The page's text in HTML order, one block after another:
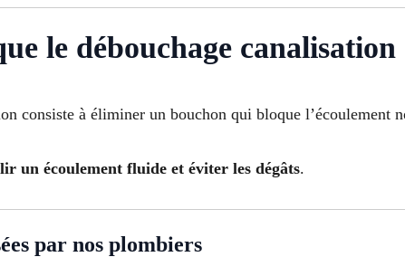
le débouchage canalisation
consiste à éliminer un bouchon qui bloque l’écoulement
un écoulement fluide et éviter les dégâts.
par nos plombiers